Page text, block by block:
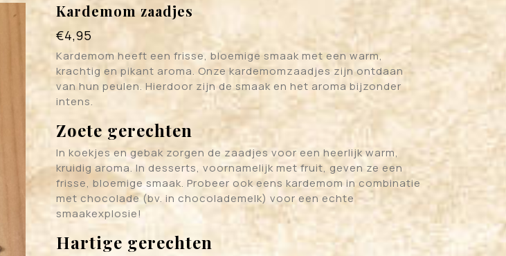
Kardemom zaadjes
€4,95
Kardemom heeft een frisse, bloemige smaak met een warm,
krachtig en pikant aroma. Onze kardemomzaadjes zijn ontdaan
van hun peulen. Hierdoor zijn de smaak en het aroma bijzonder
intens.
Zoete gerechten
In koekjes en gebak zorgen de zaadjes voor een heerlijk warm,
kruidig aroma. In desserts, voornamelijk met fruit, geven ze een
frisse, bloemige smaak. Probeer ook eens kardemom in combinatie
met chocolade (bv. in chocolademelk) voor een echte
smaakexplosie!
Hartige gerechten